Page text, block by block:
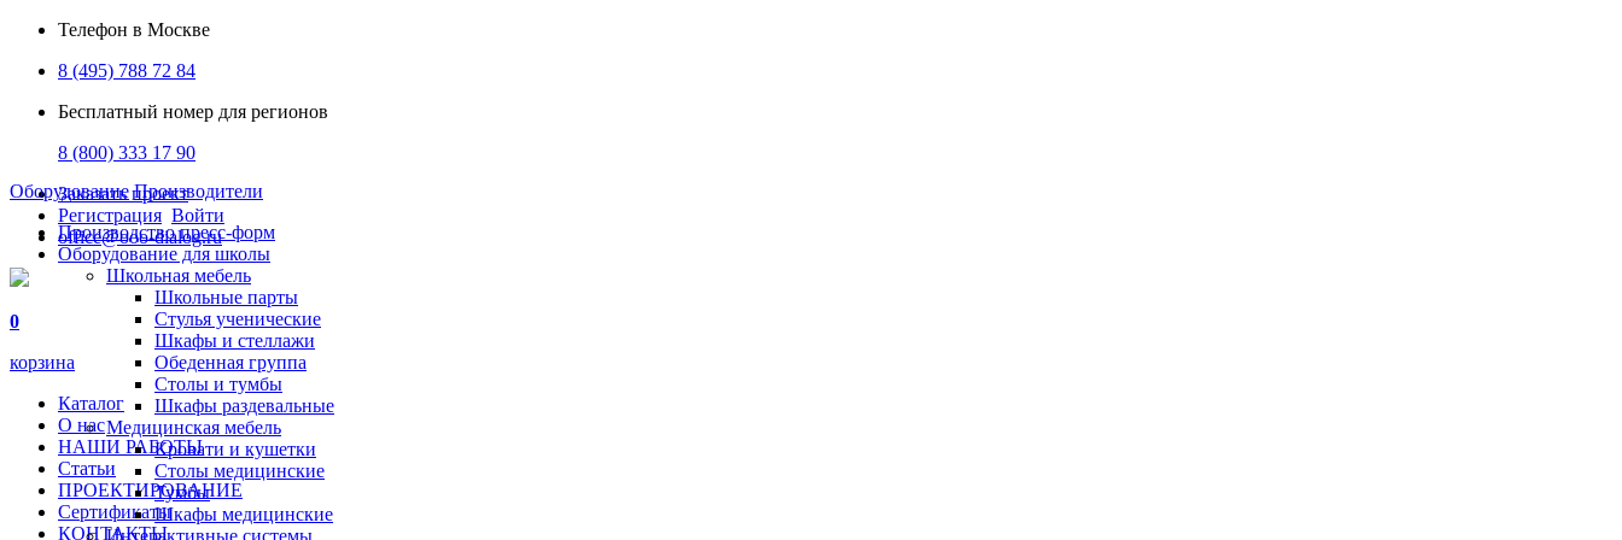
Телефон в Москве
8 (495) 788 72 84
Бесплатный номер для регионов
8 (800) 333 17 90
Заказать проект
Регистрация Войти
office@ooo-dialog.ru
0
корзина
Каталог
О нас
НАШИ РАБОТЫ
Статьи
ПРОЕКТИРОВАНИЕ
Сертификаты
КОНТАКТЫ
Оборудование Производители
Производство пресс-форм
Оборудование для школы
Школьная мебель
Школьные парты
Стулья ученические
Шкафы и стеллажи
Обеденная группа
Столы и тумбы
Шкафы раздевальные
Медицинская мебель
Кровати и кушетки
Столы медицинские
Тумбы
Шкафы медицинские
Интерактивные системы